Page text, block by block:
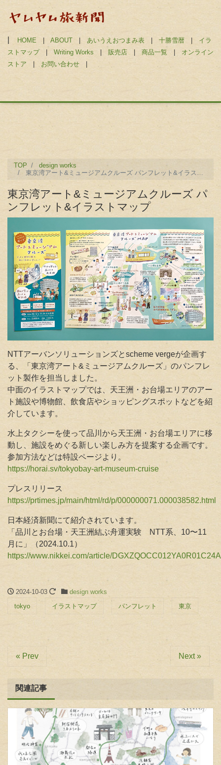
HOME | ABOUT | あいうえおつまみ表 | 十勝雪暦 | イラ
ストマップ| Writing Works | 販売店 | 商品一覧 | オンライン
ストア | お問い合わせ |
TOP
design works
東京湾アート&ミュージアムクルーズ パンフレット&イラストマップ
東京湾アート&ミュージアムクルーズ パ
ンフレット&イラストマップ
NTTアーバンソリューションズとscheme vergeが企画す
る、「東京湾アート&ミュージアムクルーズ」のパンフレ
ット製作を担当しました 。
中面のイラストマップでは、天王洲・お台場エリアのアー
ト施設や博物館、飲食店やショッピングスポットなどを紹
介しています。
水上タクシーを使って品川から天王洲・お台場エリアに移
動し、施設をめぐる新しい楽しみ方を提案する企画です。
参加方法などは特設ページより。
https://horai.sv/tokyobay-art-museum-cruise
プレスリリース
https://prtimes.jp/main/html/rd/p/000000071.000038582.html
日本経済新聞にて紹介されています。
「品川とお台場・天王洲結ぶ舟運実験 NTT系、10〜11
月に」（2024.10.1）
https://www.nikkei.com/article/
2024-10-03
design works
tokyo
イラストマップ パンフレット 東京
« Prev Next »
関連記事